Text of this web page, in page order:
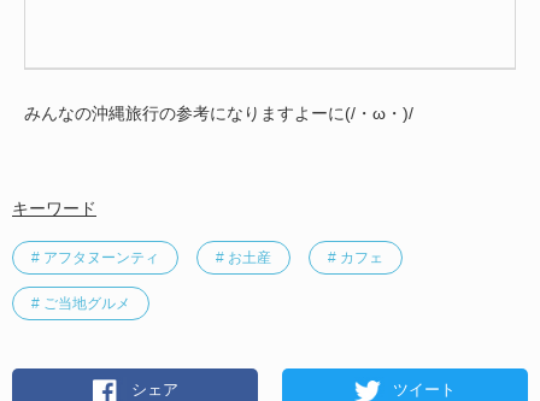
みんなの沖縄旅行の参考になりますよーに(/・ω・)/
キーワード
# アフタヌーンティ # お土産 # カフェ
# ご当地グルメ
シェア ツイート